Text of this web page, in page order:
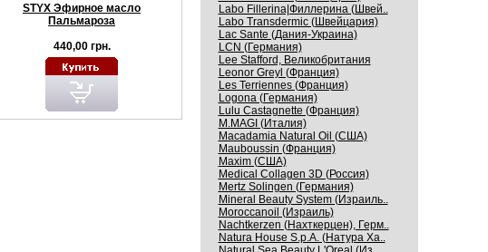
STYX Эфирное масло
Пальмароза
440,00 грн.
Labo Fillerina|Филлерина (Швей..
Labo Transdermic (Швейцария)
Lac Sante (Дания-Украина)
LCN (Германия)
Lee Stafford, Великобритания
Leonor Greyl (Франция)
Les Terriennes (Франция)
Logona (Германия)
Lulu Castagnette (Франция)
M.MAGI (Италия)
Macadamia Natural Oil (США)
Mauboussin (Франция)
Maxim (США)
Medical Collagen 3D (Россия)
Mertz Solingen (Германия)
Mineral Beauty System (Израиль..
Moroccanoil (Израиль)
Nachtkerzen (Нахткерцен), Герм..
Natura House S.p.A. (Натура Ха..